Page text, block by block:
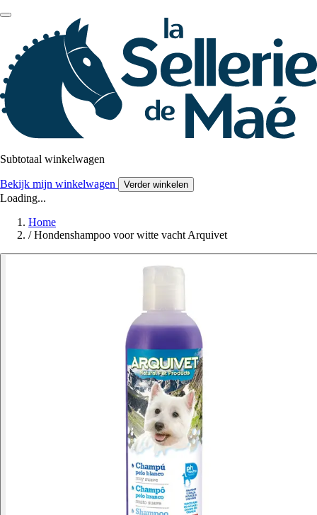
Subtotaal winkelwagen
Bekijk mijn winkelwagen Verder winkelen
Loading...
Home
/ Hondenshampoo voor witte vacht Arquivet